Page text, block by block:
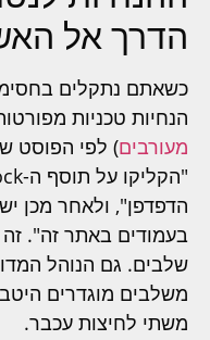
הדרך אל
כשאתם נתקלים
הנחיות טכניות
מעורבים) לפי הפוסט
הדפדפן", ולאחר מכן
בעמודים באתר זה".
שלבים. גם הנוהל
משלבים מוגדרים
משתי לחיצות עכבר.